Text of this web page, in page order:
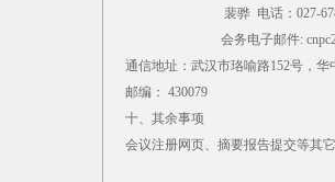
裴骅 电话：027-
会务电子邮件:
通信地址：武汉市珞喻路152号，
邮编： 430079
十、其余事项
会议注册网页、摘要报告提交等其